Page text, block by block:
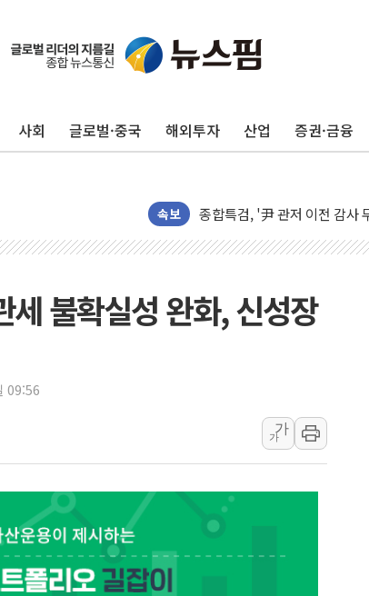
사회 글로벌·중국 해외투자 산업 증권·금융
속보
헥토이노베이션, 상반기 매출
민병덕 "오늘 67개 점포 영업
코스피·코스닥 오전 동반 하
'입추'인데 연일 찜통더위…김
유니슨 "국내생산세액공제·인
창호 교체하다 난간 무너져…
AI에 승부 건 네이버…내년 AI
日, 4~6월 105조원 환시 개입
경찰, '300억대 사기 혐의' 차
장동혁 "집값 올려놓고 국민만
[속보] '해병 순직 책임' 임성
부동산정책 정상화 특별위
불확실성 완화, 신성장
09:56
가
가